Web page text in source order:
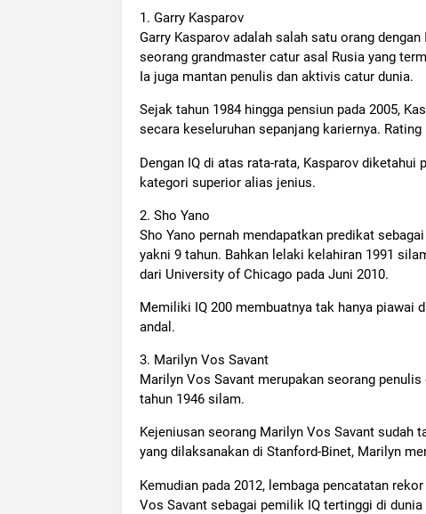
1. Garry Kasparov
Garry Kasparov adalah salah satu orang
seorang grandmaster catur asal Rusia yang
Ia juga mantan penulis dan aktivis catur dunia.
Sejak tahun 1984 hingga pensiun pada 2005,
secara keseluruhan sepanjang kariernya. Rating
Dengan IQ di atas rata-rata, Kasparov
kategori superior alias jenius.
2. Sho Yano
Sho Yano pernah mendapatkan predikat
yakni 9 tahun. Bahkan lelaki kelahiran 1991
dari University of Chicago pada Juni 2010.
Memiliki IQ 200 membuatnya tak hanya piawai
andal.
3. Marilyn Vos Savant
Marilyn Vos Savant merupakan seorang
tahun 1946 silam.
Kejeniusan seorang Marilyn Vos Savant sudah
yang dilaksanakan di Stanford-Binet, Marilyn
Kemudian pada 2012, lembaga pencatatan
Vos Savant sebagai pemilik IQ tertinggi di dunia